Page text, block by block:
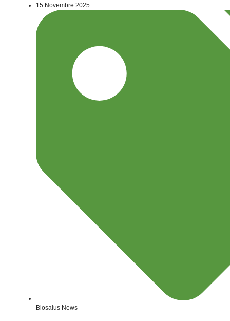
15 Novembre 2025
Biosalus News